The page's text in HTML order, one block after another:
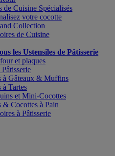
de Cuisine Spécialisés
votre cocotte
Collection
de Cuisine
les Ustensiles de Pâtisserie
et plaques
Pâtisserie
à Gâteaux & Muffins
à Tartes
et Mini-Cocottes
& Cocottes à Pain
à Pâtisserie